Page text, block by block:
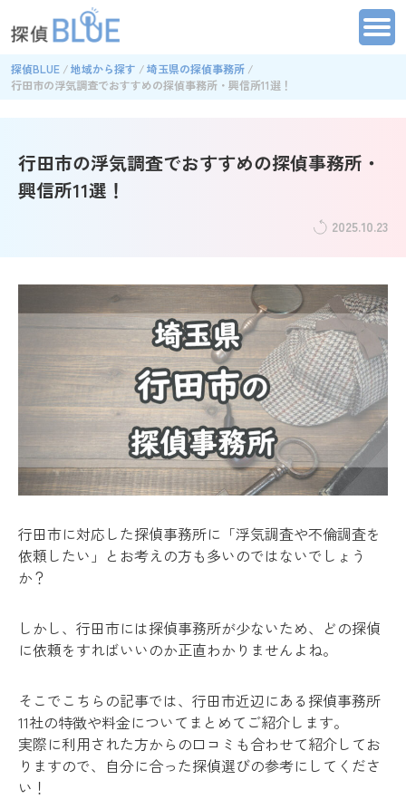
探偵BLUE 地域から探す
埼玉県の探偵事務所
行田市の浮気調査でおすすめの探偵事務所・興信所11選！
行田市の浮気調査でおすすめの探偵事務所・
興信所11選！
2025.10.23
行田市に対応した探偵事務所に「浮気調査や不倫調査を
依頼したい」とお考えの方も多いのではないでしょう
か？
しかし、行田市には探偵事務所が少ないため、どの探偵
に依頼をすればいいのか正直わかりませんよね。
そこでこちらの記事では、行田市近辺にある探偵事務所
11社の特徴や料金についてまとめてご紹介します。
実際に利用された方からの口コミも合わせて紹介してお
りますので、自分に合った探偵選びの参考にしてくださ
い！